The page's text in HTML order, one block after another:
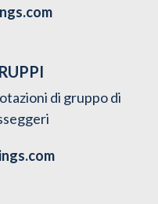
di gruppo di